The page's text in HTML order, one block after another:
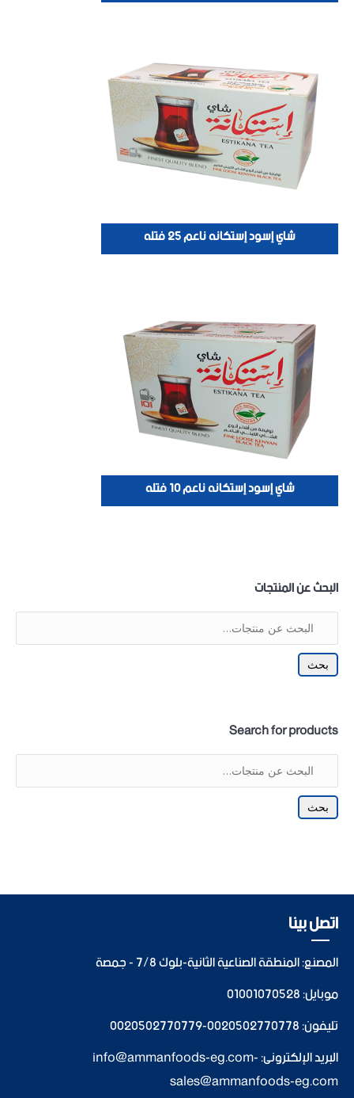
شاي إسود إستكانه ناعم 25 فتله
شاي إسود إستكانه ناعم 10 فتله
البحث عن المنتجات
بحث
Search for products
بحث
اتصل بينا
المصنع: المنطقة الصناعية الثانية-بلوك 7/8 - جمصة
موبايل:01001070528
تليفون:0020502770778
-
0020502770779
البريد الإلكترونى: info@ammanfoods-eg.com-
sales@ammanfoods-eg.com